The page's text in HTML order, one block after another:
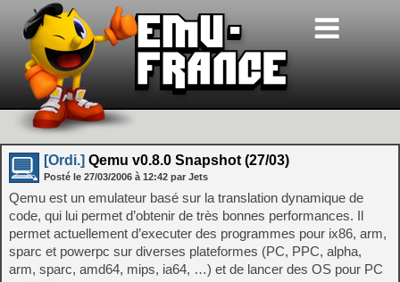
[Ordi.] Qemu v0.8.0 Snapshot (27/03)
Posté le 27/03/2006 à 12:42 par Jets
Qemu est un emulateur basé sur la translation dynamique de
code, qui lui permet d’obtenir de très bonnes performances. Il
permet actuellement d’executer des programmes pour ix86, arm,
sparc et powerpc sur diverses plateformes (PC, PPC, alpha,
arm, sparc, amd64, mips, ia64, …) et de lancer des OS pour PC